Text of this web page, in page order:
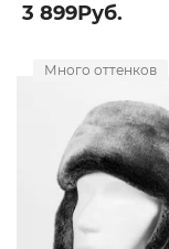
3 899Руб.
Много оттенков